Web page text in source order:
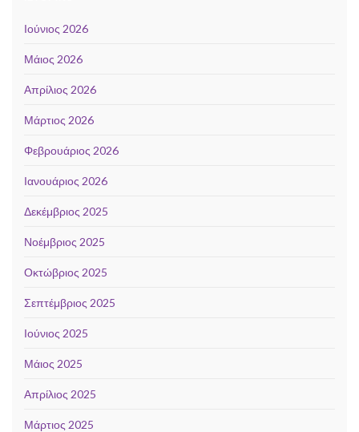
Ιούνιος 2026
Μάιος 2026
Απρίλιος 2026
Μάρτιος 2026
Φεβρουάριος 2026
Ιανουάριος 2026
Δεκέμβριος 2025
Νοέμβριος 2025
Οκτώβριος 2025
Σεπτέμβριος 2025
Ιούνιος 2025
Μάιος 2025
Απρίλιος 2025
Μάρτιος 2025